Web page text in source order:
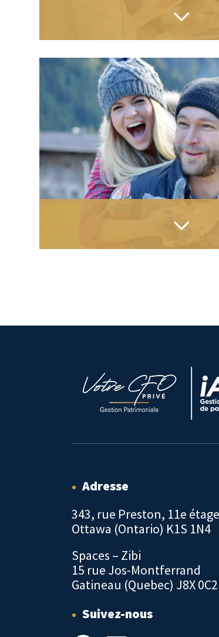
• Adresse
343, rue Preston, 11e étage
Ottawa (Ontario) K1S 1N4
Spaces – Zibi
15 rue Jos-Montferrand
Gatineau (Quebec) J8X 0C2
• Suivez-nous